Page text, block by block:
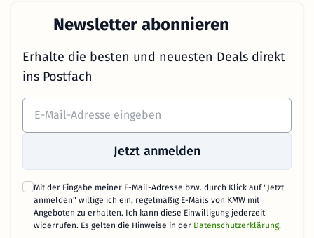
Newsletter abonnieren
Erhalte die besten und neuesten Deals direkt
ins Postfach
Jetzt anmelden
Mit der Eingabe meiner E-Mail-Adresse bzw. durch Klick auf "Jetzt
anmelden" willige ich ein, regelmäßig E-Mails von KMW mit
Angeboten zu erhalten. Ich kann diese Einwilligung jederzeit
widerrufen. Es gelten die Hinweise in der Datenschutzerklärung.